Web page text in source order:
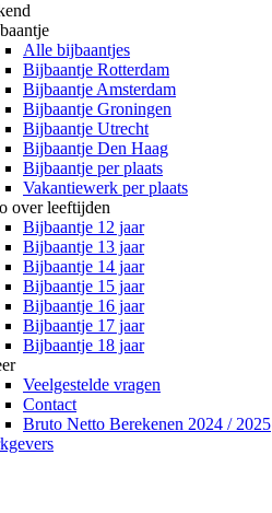
Alle bijbaantjes
Bijbaantje Rotterdam
Bijbaantje Amsterdam
Bijbaantje Groningen
Bijbaantje Utrecht
Bijbaantje Den Haag
Bijbaantje per plaats
Vakantiewerk per plaats
over leeftijden
Bijbaantje 12 jaar
Bijbaantje 13 jaar
Bijbaantje 14 jaar
Bijbaantje 15 jaar
Bijbaantje 16 jaar
Bijbaantje 17 jaar
Bijbaantje 18 jaar
Veelgestelde vragen
Contact
Bruto Netto Berekenen 2024 / 2025